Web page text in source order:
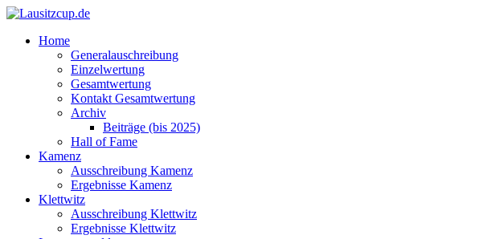
Home
Generalauschreibung
Einzelwertung
Gesamtwertung
Kontakt Gesamtwertung
Archiv
Beiträge (bis 2025)
Hall of Fame
Kamenz
Ausschreibung Kamenz
Ergebnisse Kamenz
Klettwitz
Ausschreibung Klettwitz
Ergebnisse Klettwitz